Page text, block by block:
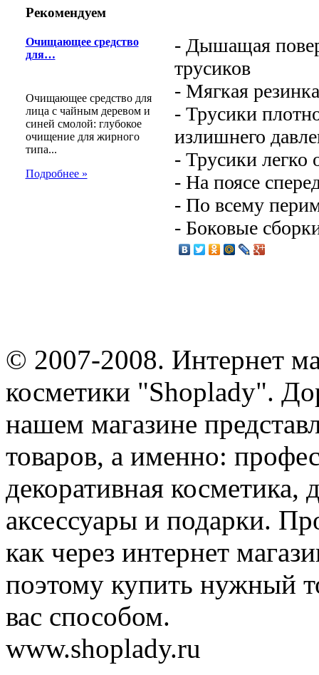
Рекомендуем
Очищающее средство
для…
Очищающее средство для
лица с чайным деревом и
синей смолой: глубокое
очищение для жирного
типа...
Подробнее »
- Дышащая
трусиков
- Мягкая
- Трусики
излишнего
- Трусики легко
- На поясе
- По всему
- Боковые
© 2007-2008. Интернет
косметики "Shoplady".
нашем магазине
товаров, а именно:
декоративная косметика,
аксессуары и подарки.
как через интернет
поэтому купить нужный
вас способом.
www.shoplady.ru